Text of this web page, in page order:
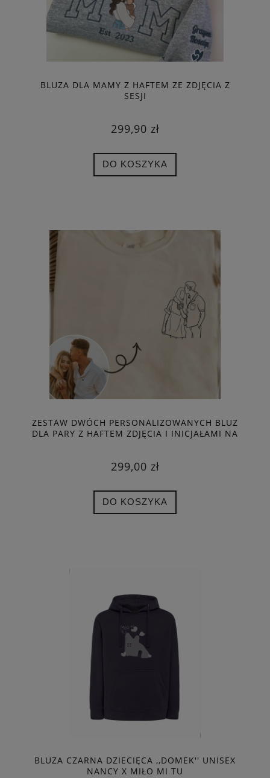
BLUZA DLA MAMY Z HAFTEM ZE ZDJĘCIA Z
SESJI
299,90 zł
DO KOSZYKA
ZESTAW DWÓCH PERSONALIZOWANYCH BLUZ
DLA PARY Z HAFTEM ZDJĘCIA I INICJAŁAMI NA
299,00 zł
DO KOSZYKA
BLUZA CZARNA DZIECIĘCA ,,DOMEK'' UNISEX
NANCY X MIŁO MI TU